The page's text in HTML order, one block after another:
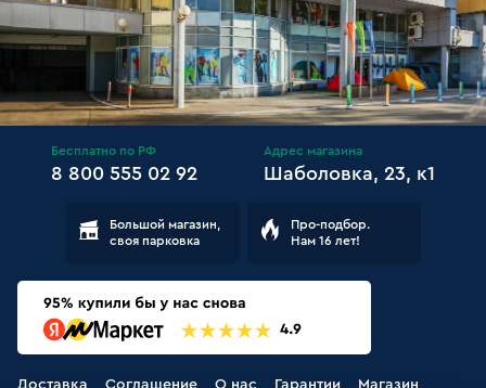
Бесплатно по РФ
8 800 555 02 92
Адрес магазина
Шаболовка, 23, к1
Большой магазин,
своя парковка
Про-подбор.
Нам 16 лет!
Доставка Соглашение О нас Гарантии Магазин